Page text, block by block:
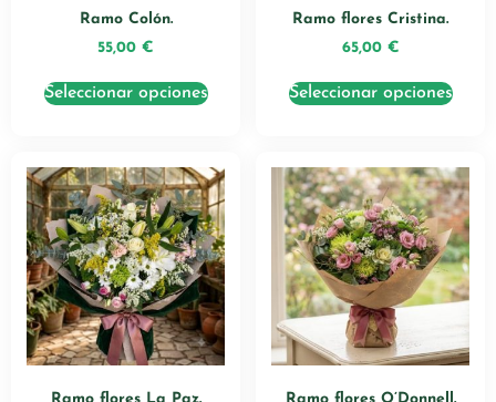
Ramo Colón.
55,00 €
Seleccionar opciones
Ramo flores Cristina.
65,00 €
Seleccionar opciones